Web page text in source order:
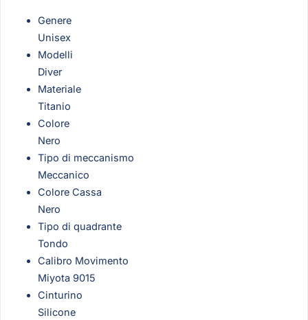
Genere
Unisex
Modelli
Diver
Materiale
Titanio
Colore
Nero
Tipo di meccanismo
Meccanico
Colore Cassa
Nero
Tipo di quadrante
Tondo
Calibro Movimento
Miyota 9015
Cinturino
Silicone